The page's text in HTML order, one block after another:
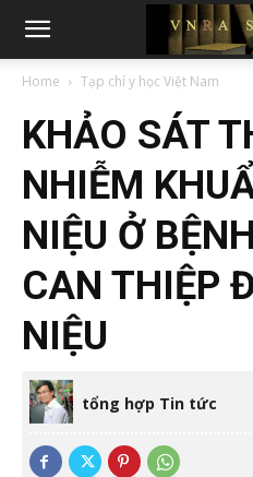
Home Tạp chí y học Việt Nam
KHẢO SÁT
NHIỄM
NIỆU Ở
CAN THIỆP
NIỆU
tổng hợp Tin tức